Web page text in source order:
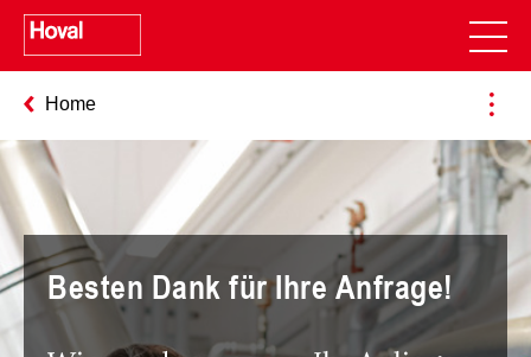
Home
Besten Dank für Ihre Anfrage!